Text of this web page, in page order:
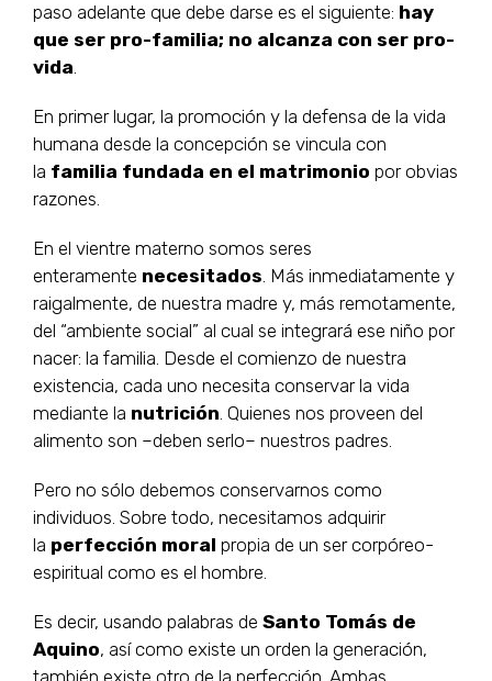
paso adelante que debe darse es el siguiente: hay
que ser pro-familia; no alcanza con ser pro-
vida.
En primer lugar, la promoción y la defensa de la vida
humana desde la concepción se vincula con
la familia fundada en el matrimonio por obvias
razones.
En el vientre materno somos seres
enteramente necesitados. Más inmediatamente y
raigalmente, de nuestra madre y, más remotamente,
del “ambiente social” al cual se integrará ese niño por
nacer: la familia. Desde el comienzo de nuestra
existencia, cada uno necesita conservar la vida
mediante la nutrición. Quienes nos proveen del
alimento son –deben serlo– nuestros padres.
Pero no sólo debemos conservarnos como
individuos. Sobre todo, necesitamos adquirir
la perfección moral propia de un ser corpóreo-
espiritual como es el hombre.
Es decir, usando palabras de Santo Tomás de
Aquino, así como existe un orden la generación,